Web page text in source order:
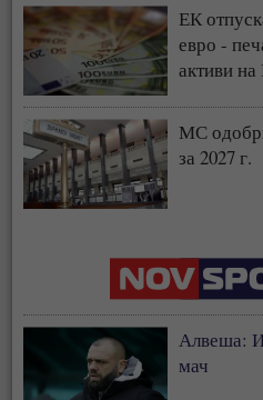
ЕК
евро -
активи на
МС
за 2027 г.
Алвеша:
мач